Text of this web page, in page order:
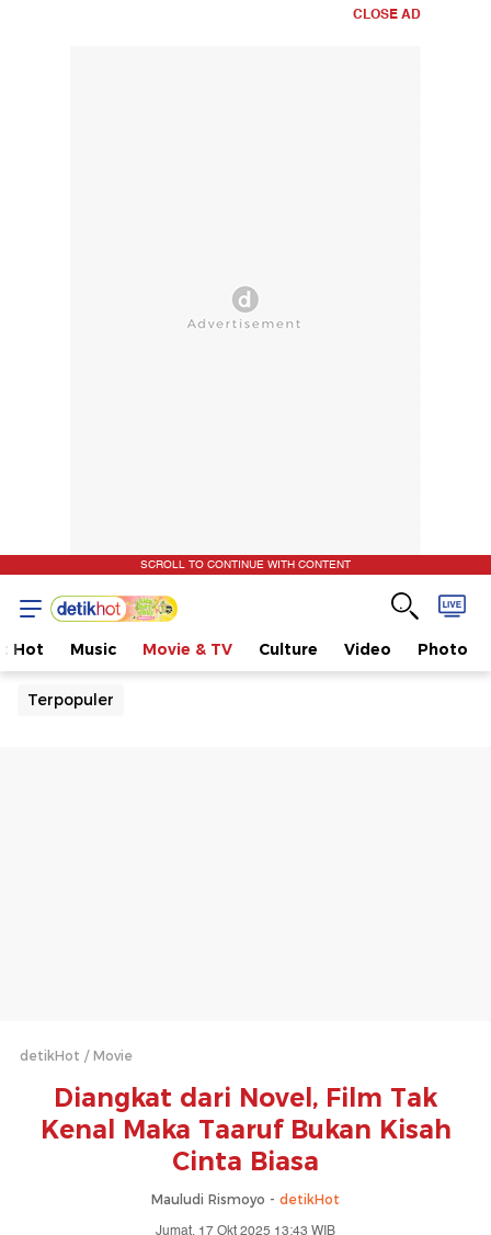
CLOSE AD
SCROLL TO CONTINUE WITH CONTENT
Hot Music Movie & TV Culture Video Photo
Terpopuler
detikHot Movie
Diangkat dari Novel, Film Tak
Kenal Maka Taaruf Bukan Kisah
Cinta Biasa
Mauludi Rismoyo - detikHot